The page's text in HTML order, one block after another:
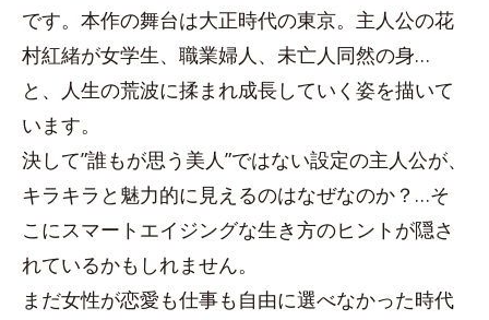
です。本作の舞台は大正時代の東京。主人公の花
村紅緒が女学生、職業婦人、未亡人同然の身…
と、人生の荒波に揉まれ成長していく姿を描いて
います。
決して”誰もが思う美人”ではない設定の主人公が、
キラキラと魅力的に見えるのはなぜなのか？…そ
こにスマートエイジングな生き方のヒントが隠さ
れているかもしれません。
まだ女性が恋愛も仕事も自由に選べなかった時代